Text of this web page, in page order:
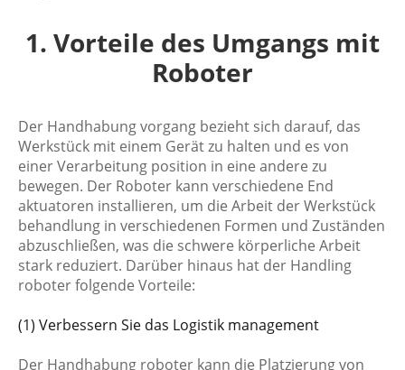
1. Vorteile des Umgangs mit
Roboter
Der Handhabung vorgang bezieht sich darauf, das
Werkstück mit einem Gerät zu halten und es von
einer Verarbeitung position in eine andere zu
bewegen. Der Roboter kann verschiedene End
aktuatoren installieren, um die Arbeit der Werkstück
behandlung in verschiedenen Formen und Zuständen
abzuschließen, was die schwere körperliche Arbeit
stark reduziert. Darüber hinaus hat der Handling
roboter folgende Vorteile:
(1) Verbessern Sie das Logistik management
Der Handhabung roboter kann die Platzierung von